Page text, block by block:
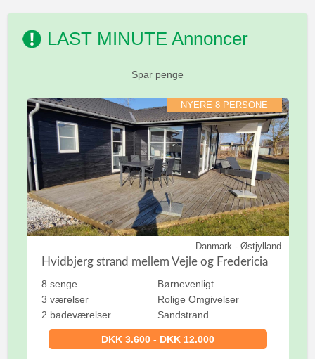
LAST MINUTE Annoncer
Spar penge
NYERE 8 PERSONE
Danmark - Østjylland
Hvidbjerg strand mellem Vejle og Fredericia
8 senge
3 værelser
2 badeværelser
Børnevenligt
Rolige Omgivelser
Sandstrand
DKK 3.600 - DKK 12.000